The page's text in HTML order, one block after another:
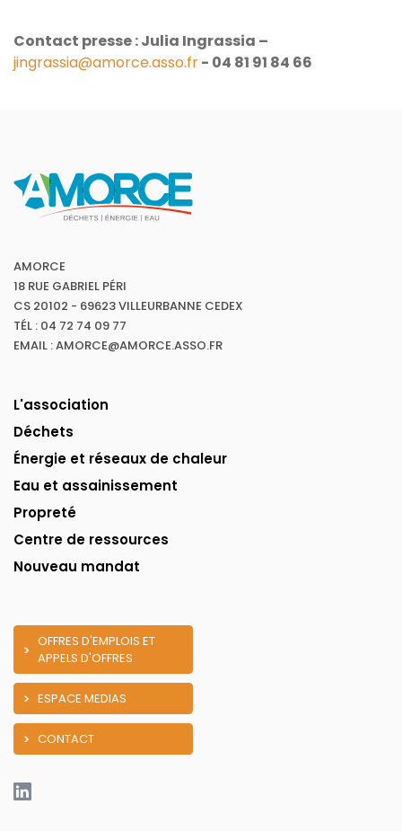
Contact presse : Julia Ingrassia –
jingrassia@amorce.asso.fr- 04 81 91 84 66
AMORCE
18 RUE GABRIEL PÉRI
CS 20102 - 69623 VILLEURBANNE CEDEX
TÉL : 04 72 74 09 77
EMAIL : AMORCE@AMORCE.ASSO.FR
L'association
Déchets
Énergie et réseaux de chaleur
Eau et assainissement
Propreté
Centre de ressources
Nouveau mandat
OFFRES D'EMPLOIS ET
APPELS D'OFFRES
ESPACE MEDIAS
CONTACT